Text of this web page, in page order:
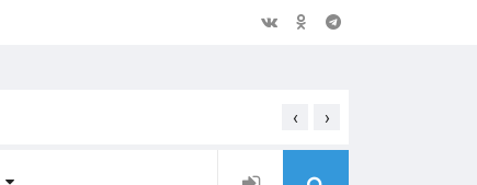
Открытое обращение
‹ ›